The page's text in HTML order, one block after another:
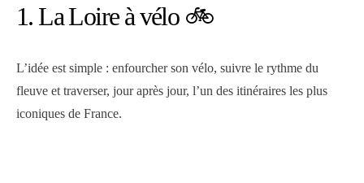
1. La Loire à vélo 🚲
L’idée est simple : enfourcher son vélo, suivre le rythme du
fleuve et traverser, jour après jour, l’un des itinéraires les plus
iconiques de France.